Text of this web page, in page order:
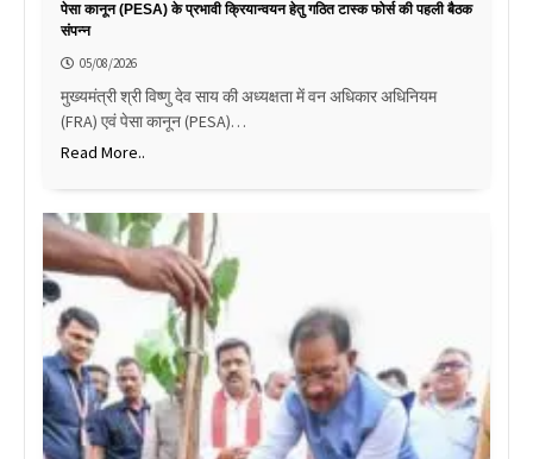
पेसा कानून (PESA) के प्रभावी क्रियान्वयन हेतु गठित टास्क फोर्स की पहली बैठक
संपन्न
05/08/2026
मुख्यमंत्री श्री विष्णु देव साय की अध्यक्षता में वन अधिकार अधिनियम
(FRA) एवं पेसा कानून (PESA)…
Read More..